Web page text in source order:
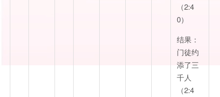
（2:4
0）
结果：
门徒约
添了三
千人
（2:4